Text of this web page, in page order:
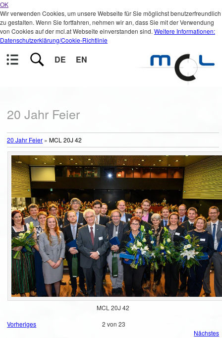
OK
Wir verwenden Cookies, um unsere Webseite für Sie möglichst benutzerfreundlich
zu gestalten. Wenn Sie fortfahren, nehmen wir an, dass Sie mit der Verwendung
von Cookies auf der mcl.at Webseite einverstanden sind. Weitere Informationen:
Datenschutzerklärung/Cookie-Richtlinie
DE EN
20 Jahr Feier
20 Jahr Feier »MCL 20J 42
MCL 20J 42
Vorheriges
2 von 23
Nächstes